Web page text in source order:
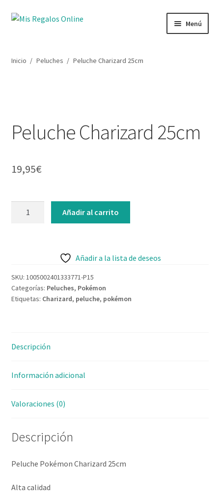
Menú
Ofertas
Lista de deseos
Mi cuenta
Inicio / Peluches / Peluche Charizard 25cm
Peluche Charizard 25cm
19,95€
Añadir al carrito
Añadir a la lista de deseos
SKU: 1005002401333771-P15
Categorías: Peluches, Pokémon
Etiquetas: Charizard, peluche, pokémon
Descripción
Información adicional
Valoraciones (0)
Descripción
Peluche Pokémon Charizard 25cm
Alta calidad